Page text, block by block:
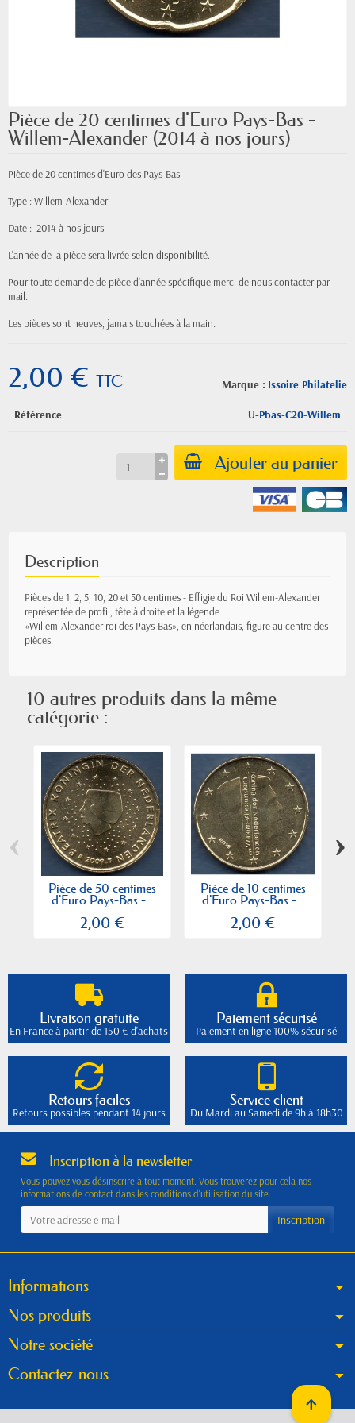
Pièce de 20 centimes d'Euro Pays-Bas -
Willem-Alexander (2014 à nos jours)
Pièce de 20 centimes d'Euro des Pays-Bas
Type : Willem-Alexander
Date : 2014 à nos jours
L'année de la pièce sera livrée selon disponibilité.
Pour toute demande de pièce d'année spécifique merci de nous contacter par
mail.
Les pièces sont neuves, jamais touchées à la main.
Marque : Issoire Philatelie
2,00 € TTC
Référence U-Pbas-C20-Willem
Ajouter au panier
Description
Pièces de 1, 2, 5, 10, 20 et 50 centimes - Effigie du Roi Willem-Alexander
représentée de profil, tête à droite et la légende
«Willem-Alexander roi des Pays-Bas», en néerlandais, figure au centre des
pièces.
10 autres produits dans la même
catégorie :
Pièce de 50 centimes
d'Euro Pays-Bas -...
2,00 €
Pièce de 10 centimes
d'Euro Pays-Bas -...
2,00 €
‹ ›
Livraison gratuite
En France à partir de 150 € d'achats
Paiement sécurisé
Paiement en ligne 100% sécurisé
Retours faciles
Retours possibles pendant 14 jours
Service client
Du Mardi au Samedi de 9h à 18h30
Inscription à la newsletter
Vous pouvez vous désinscrire à tout moment. Vous trouverez pour cela nos
informations de contact dans les conditions d'utilisation du site.
Informations
Nos produits
Notre société
Contactez-nous